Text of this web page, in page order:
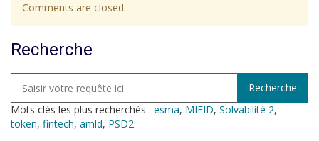
Comments are closed.
Recherche
Mots clés les plus recherchés : esma, MIFID, Solvabilité 2,
token, fintech, amld, PSD2